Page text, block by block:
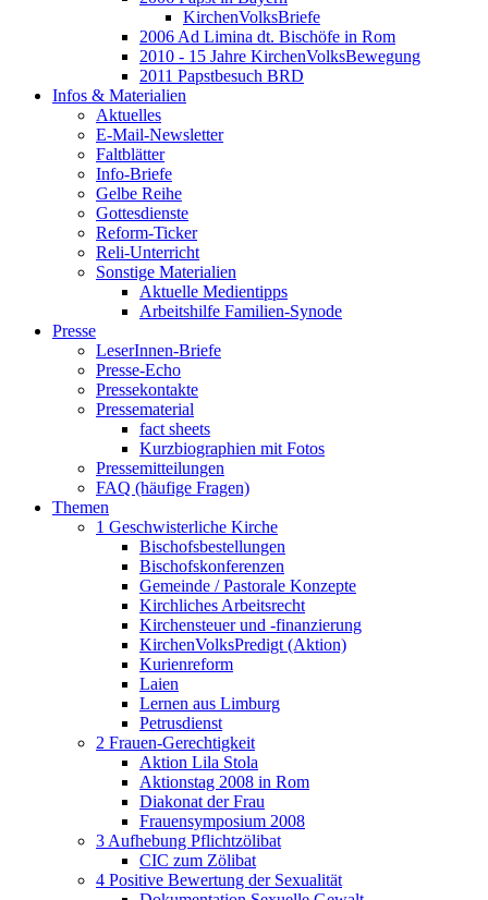
KirchenVolksBriefe
2006 Ad Limina dt. Bischöfe in Rom
2010 - 15 Jahre KirchenVolksBewegung
2011 Papstbesuch BRD
Infos & Materialien
Aktuelles
E-Mail-Newsletter
Faltblätter
Info-Briefe
Gelbe Reihe
Gottesdienste
Reform-Ticker
Reli-Unterricht
Sonstige Materialien
Aktuelle Medientipps
Arbeitshilfe Familien-Synode
Presse
LeserInnen-Briefe
Presse-Echo
Pressekontakte
Pressematerial
fact sheets
Kurzbiographien mit Fotos
Pressemitteilungen
FAQ (häufige Fragen)
Themen
1 Geschwisterliche Kirche
Bischofsbestellungen
Bischofskonferenzen
Gemeinde / Pastorale Konzepte
Kirchliches Arbeitsrecht
Kirchensteuer und -finanzierung
KirchenVolksPredigt (Aktion)
Kurienreform
Laien
Lernen aus Limburg
Petrusdienst
2 Frauen-Gerechtigkeit
Aktion Lila Stola
Aktionstag 2008 in Rom
Diakonat der Frau
Frauensymposium 2008
3 Aufhebung Pflichtzölibat
CIC zum Zölibat
4 Positive Bewertung der Sexualität